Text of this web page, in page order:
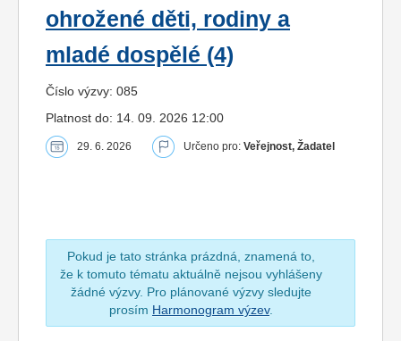
ohrožené děti, rodiny a
mladé dospělé (4)
Číslo výzvy: 085
Platnost do: 14. 09. 2026 12:00
29. 6. 2026 Určeno pro: Veřejnost, Žadatel
Pokud je tato stránka prázdná, znamená to,
že k tomuto tématu aktuálně nejsou vyhlášeny
žádné výzvy. Pro plánované výzvy sledujte
prosím Harmonogram výzev.